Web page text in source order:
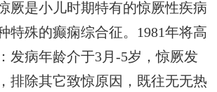
厥是小儿时期特有的惊厥性疾病
特殊的癫痫综合征。1981年将高
发病年龄介于3月-5岁，惊厥发
排除其它致惊原因，既往无无热